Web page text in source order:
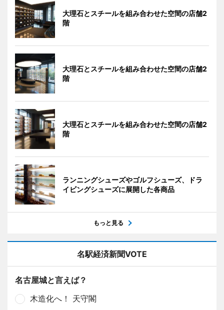
大理石とスチールを組み合わせた空間の店舗2
階
大理石とスチールを組み合わせた空間の店舗2
階
大理石とスチールを組み合わせた空間の店舗2
階
ランニングシューズやゴルフシューズ、ドラ
イビングシューズに展開した各商品
もっと見る
名駅経済新聞VOTE
名古屋城と言えば？
木造化へ！ 天守閣